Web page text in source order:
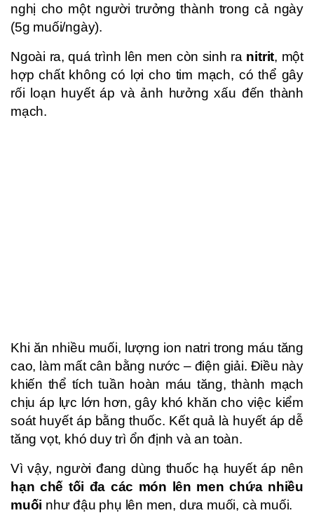
nghị cho một người trưởng thành trong cả ngày
(5g muối/ngày).
Ngoài ra, quá trình lên men còn sinh ra nitrit, một
hợp chất không có lợi cho tim mạch, có thể gây
rối loạn huyết áp và ảnh hưởng xấu đến thành
mạch.
Khi ăn nhiều muối, lượng ion natri trong máu tăng
cao, làm mất cân bằng nước – điện giải. Điều này
khiến thể tích tuần hoàn máu tăng, thành mạch
chịu áp lực lớn hơn, gây khó khăn cho việc kiểm
soát huyết áp bằng thuốc. Kết quả là huyết áp dễ
tăng vọt, khó duy trì ổn định và an toàn.
Vì vậy, người đang dùng thuốc hạ huyết áp nên
hạn chế tối đa các món lên men chứa nhiều
muối như đậu phụ lên men, dưa muối, cà muối.